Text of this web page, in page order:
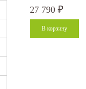
27 790 ₽